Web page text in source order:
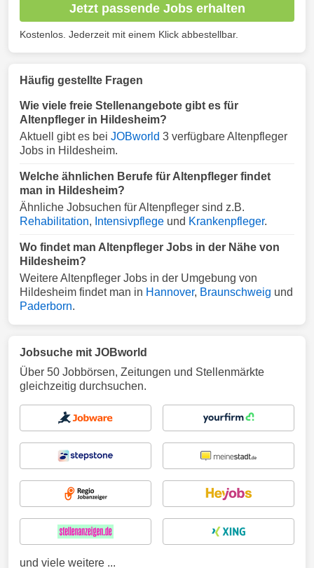
Jetzt passende Jobs erhalten
Kostenlos. Jederzeit mit einem Klick abbestellbar.
Häufig gestellte Fragen
Wie viele freie Stellenangebote gibt es für
Altenpfleger in Hildesheim?
Aktuell gibt es bei JOBworld 3 verfügbare Altenpfleger
Jobs in Hildesheim.
Welche ähnlichen Berufe für Altenpfleger findet
man in Hildesheim?
Ähnliche Jobsuchen für Altenpfleger sind z.B.
Rehabilitation, Intensivpflege und Krankenpfleger.
Wo findet man Altenpfleger Jobs in der Nähe von
Hildesheim?
Weitere Altenpfleger Jobs in der Umgebung von
Hildesheim findet man in Hannover, Braunschweig und
Paderborn.
Jobsuche mit JOBworld
Über 50 Jobbörsen, Zeitungen und Stellenmärkte
gleichzeitig durchsuchen.
und viele weitere ...